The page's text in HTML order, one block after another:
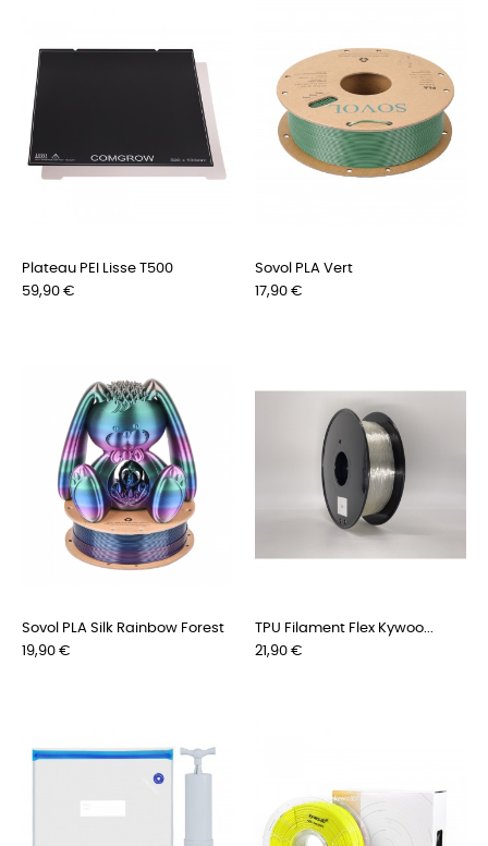
Plateau PEI Lisse T500
Preis
59,90 €
Sovol PLA Vert
Preis
17,90 €
Sovol PLA Silk Rainbow Forest
Preis
19,90 €
TPU Filament Flex Kywoo...
Preis
21,90 €